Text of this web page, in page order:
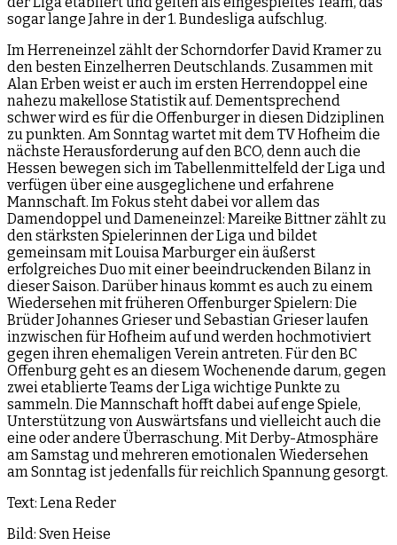
sogar lange Jahre in der 1. Bundesliga aufschlug.
Im Herreneinzel zählt der Schorndorfer David Kramer zu
den besten Einzelherren Deutschlands. Zusammen mit
Alan Erben weist er auch im ersten Herrendoppel eine
nahezu makellose Statistik auf. Dementsprechend
schwer wird es für die Offenburger in diesen Didziplinen
zu punkten. Am Sonntag wartet mit dem TV Hofheim die
nächste Herausforderung auf den BCO, denn auch die
Hessen bewegen sich im Tabellenmittelfeld der Liga und
verfügen über eine ausgeglichene und erfahrene
Mannschaft. Im Fokus steht dabei vor allem das
Damendoppel und Dameneinzel: Mareike Bittner zählt zu
den stärksten Spielerinnen der Liga und bildet
gemeinsam mit Louisa Marburger ein äußerst
erfolgreiches Duo mit einer beeindruckenden Bilanz in
dieser Saison. Darüber hinaus kommt es auch zu einem
Wiedersehen mit früheren Offenburger Spielern: Die
Brüder Johannes Grieser und Sebastian Grieser laufen
inzwischen für Hofheim auf und werden hochmotiviert
gegen ihren ehemaligen Verein antreten. Für den BC
Offenburg geht es an diesem Wochenende darum, gegen
zwei etablierte Teams der Liga wichtige Punkte zu
sammeln. Die Mannschaft hofft dabei auf enge Spiele,
Unterstützung von Auswärtsfans und vielleicht auch die
eine oder andere Überraschung. Mit Derby-Atmosphäre
am Samstag und mehreren emotionalen Wiedersehen
am Sonntag ist jedenfalls für reichlich Spannung gesorgt.
Text: Lena Reder
Bild: Sven Heise